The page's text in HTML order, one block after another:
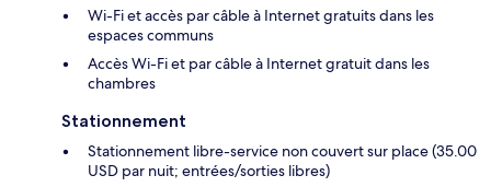
Wi-Fi et accès par câble à Internet gratuits dans les
espaces communs
Accès Wi-Fi et par câble à Internet gratuit dans les
chambres
Stationnement
Stationnement libre-service non couvert sur place (35.00
USD par nuit; entrées/sorties libres)